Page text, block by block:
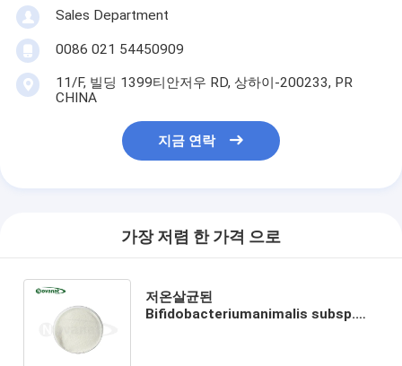
Sales Department
0086 021 54450909
11/F, 빌딩 1399티안저우 RD, 상하이-200233, PR
CHINA
지금 연락
가장 저렴 한 가격 으로
저온살균된
Bifidobacteriumanimalis subsp.